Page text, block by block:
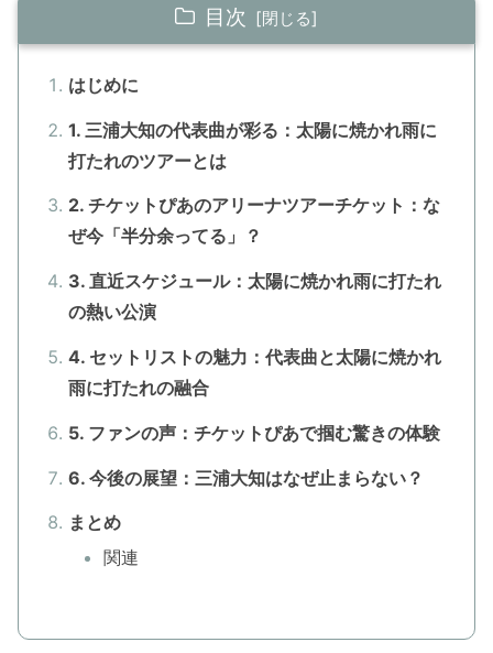
目次
はじめに
1. 三浦大知の代表曲が彩る：太陽に焼かれ雨に
打たれのツアーとは
2. チケットぴあのアリーナツアーチケット：な
ぜ今「半分余ってる」？
3. 直近スケジュール：太陽に焼かれ雨に打たれ
の熱い公演
4. セットリストの魅力：代表曲と太陽に焼かれ
雨に打たれの融合
5. ファンの声：チケットぴあで掴む驚きの体験
6. 今後の展望：三浦大知はなぜ止まらない？
まとめ
関連